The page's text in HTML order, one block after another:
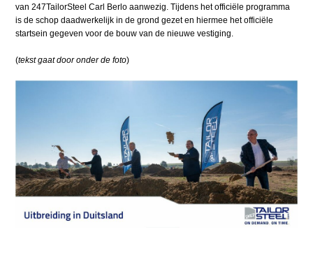
van 247TailorSteel Carl Berlo aanwezig. Tijdens het officiële programma
is de schop daadwerkelijk in de grond gezet en hiermee het officiële
startsein gegeven voor de bouw van de nieuwe vestiging.
(tekst gaat door onder de foto)